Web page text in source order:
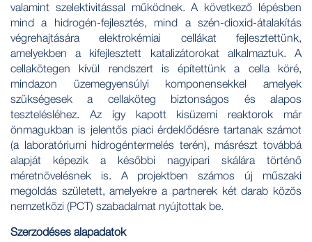
valamint szelektivitással működnek. A következő lépésben
mind a hidrogén-fejlesztés, mind a szén-dioxid-átalakítás
végrehajtására elektrokémiai cellákat fejlesztettünk,
amelyekben a kifejlesztett katalizátorokat alkalmaztuk. A
cellakötegen kívül rendszert is építettünk a cella köré,
mindazon üzemegyensúlyi komponensekkel amelyek
szükségesek a cellaköteg biztonságos és alapos
tesztelésléhez. Az így kapott kisüzemi reaktorok már
önmagukban is jelentős piaci érdeklődésre tartanak számot
(a laboratóriumi hidrogéntermelés terén), másrészt továbbá
alapját képezik a későbbi nagyipari skálára történő
méretnövelésnek is. A projektben számos új műszaki
megoldás született, amelyekre a partnerek két darab közös
nemzetközi (PCT) szabadalmat nyújtottak be.
Szerződéses alapadatok